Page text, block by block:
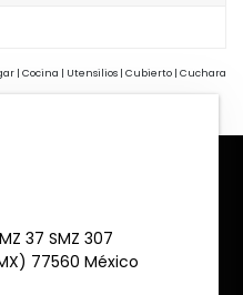
| Cocina | Utensilios | Cubierto | Cuchara
37 SMZ 307
77560 México